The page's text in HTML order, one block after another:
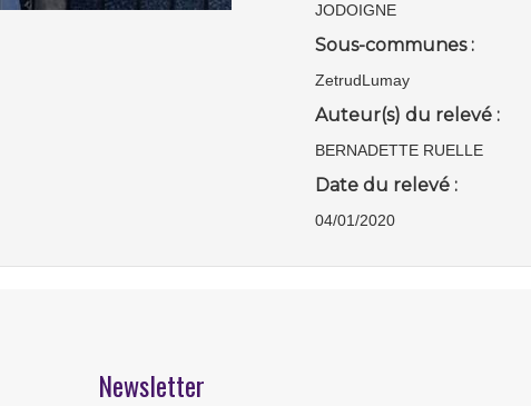
JODOIGNE
Sous-communes :
ZetrudLumay
Auteur(s) du relevé :
BERNADETTE RUELLE
Date du relevé :
04/01/2020
Newsletter